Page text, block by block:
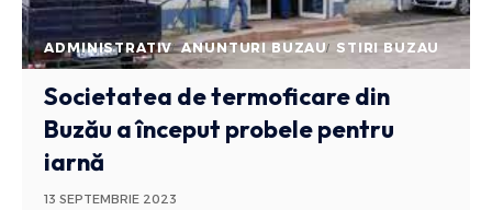
ADMINISTRATIV ANUNTURI BUZAU STIRI BUZAU
Societatea de termoficare din
Buzău a început probele pentru
iarnă
13 SEPTEMBRIE 2023